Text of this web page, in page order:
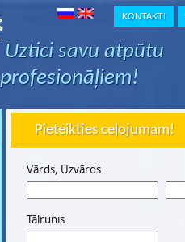
KONTAKTI
Uztici savu atpūtu
profesionāļiem!
Pieteikties ceļojumam!
Vārds, Uzvārds
Tālrunis